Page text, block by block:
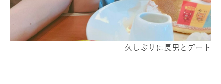
久しぶりに長男とデート